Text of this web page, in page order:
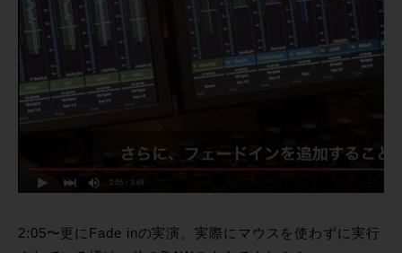
2:05〜更にFade inの実演。実際にマウスを使わずに実行